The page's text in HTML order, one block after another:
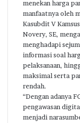
menekan harga
manfaatnya oleh
Kasubdit V
Novery, SE,
menghadapi
informasi soal
pelaksanaan,
maksimal serta
rendah.
“Dengan adanya
pengawasan
menjadi